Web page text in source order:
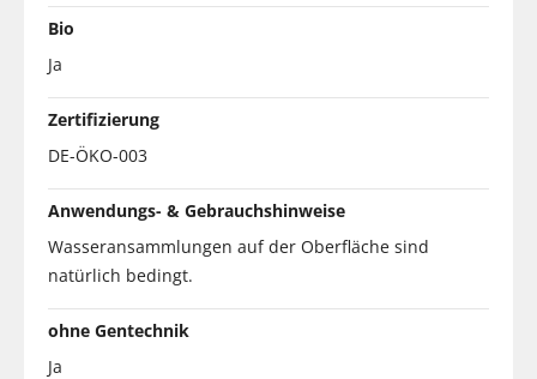
Bio
Ja
Zertifizierung
DE-ÖKO-003
Anwendungs- & Gebrauchshinweise
Wasseransammlungen auf der Oberfläche sind
natürlich bedingt.
ohne Gentechnik
Ja